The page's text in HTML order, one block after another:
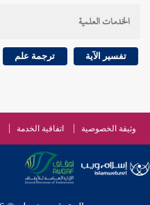
الخدمات العلمية
تفسير الآية ترجمة علم
وثيقة الخصوصية اتفاقية الخدمة